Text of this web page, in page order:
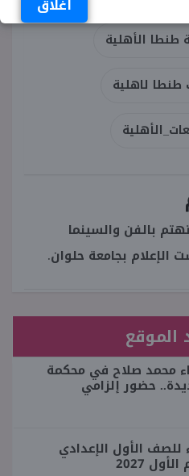
اغلاق
الأهلية
طنطا لاهلية
بالفن والسينما
الإعلام بجامعة حلوان.
الموقع
محمد صلاح في محكمة
حضور إلزامي
للصف الأول الإعدادي
2027